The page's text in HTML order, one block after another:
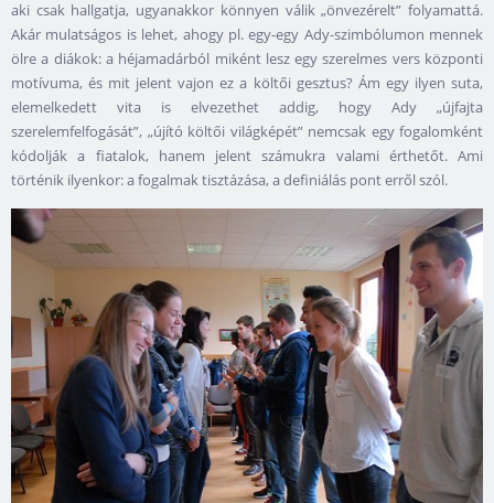
aki csak hallgatja, ugyanakkor könnyen válik „önvezérelt” folyamattá.
Akár mulatságos is lehet, ahogy pl. egy-egy Ady-szimbólumon mennek
ölre a diákok: a héjamadárból miként lesz egy szerelmes vers központi
motívuma, és mit jelent vajon ez a költői gesztus? Ám egy ilyen suta,
elemelkedett vita is elvezethet addig, hogy Ady „újfajta
szerelemfelfogását”, „újító költői világképét” nemcsak egy fogalomként
kódolják a fiatalok, hanem jelent számukra valami érthetőt. Ami
történik ilyenkor: a fogalmak tisztázása, a definiálás pont erről szól.